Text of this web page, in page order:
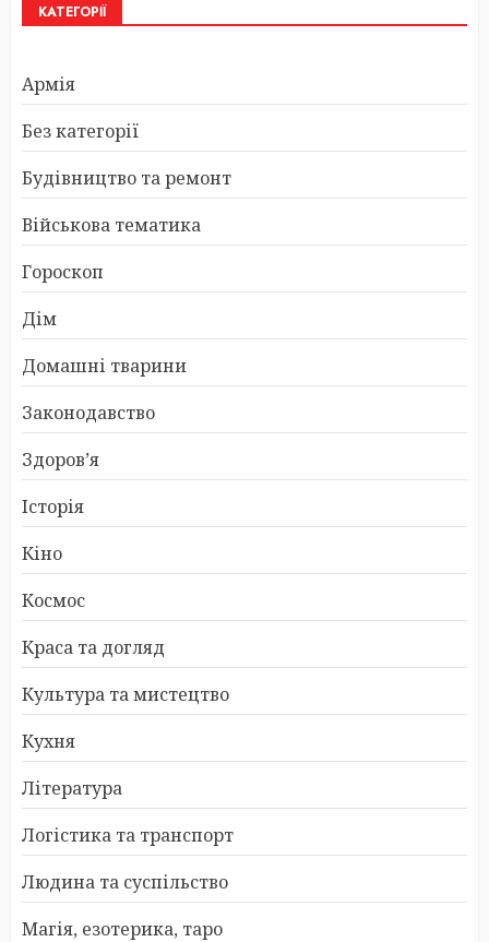
КАТЕГОРІЇ
Армія
Без категорії
Будівництво та ремонт
Військова тематика
Гороскоп
Дім
Домашні тварини
Законодавство
Здоров’я
Історія
Кіно
Космос
Краса та догляд
Культура та мистецтво
Кухня
Література
Логістика та транспорт
Людина та суспільство
Магія, езотерика, таро